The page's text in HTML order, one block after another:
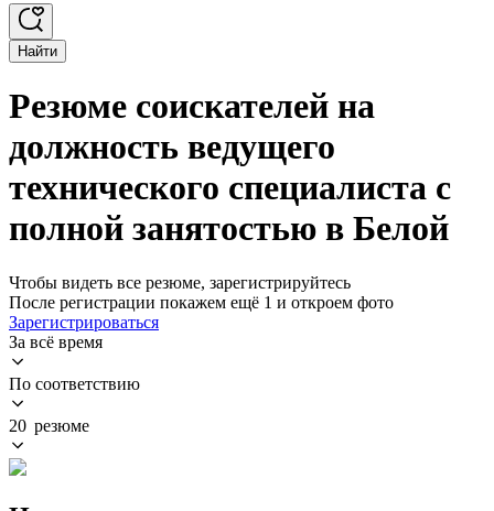
Найти
Резюме соискателей на
должность ведущего
технического специалиста с
полной занятостью в Белой
Чтобы видеть все резюме, зарегистрируйтесь
После регистрации покажем ещё 1 и откроем фото
Зарегистрироваться
За всё время
По соответствию
20 резюме